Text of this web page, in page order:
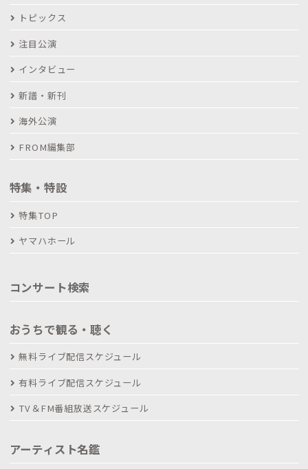
トピックス
注目公演
インタビュー
新譜・新刊
海外公演
FROM編集部
特集・特設
特集TOP
ヤマハホール
コンサート検索
おうちで観る・聴く
無料ライブ配信スケジュール
有料ライブ配信スケジュール
TV＆FM番組放送スケジュール
アーティスト名鑑